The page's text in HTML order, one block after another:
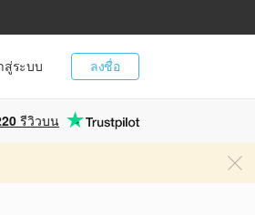
ลงชื่อ
สู่ระบบ
รีวิวบน